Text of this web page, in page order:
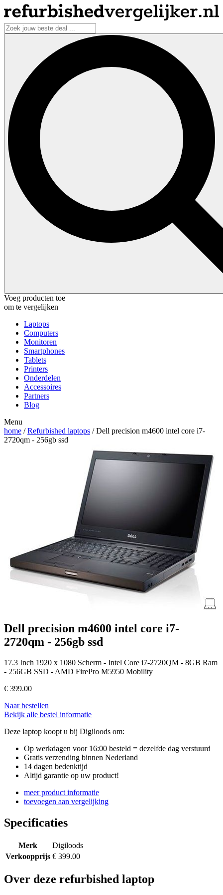
Voeg producten toe
om te vergelijken
Laptops
Computers
Monitoren
Smartphones
Tablets
Printers
Onderdelen
Accessoires
Partners
Blog
Menu
home /Refurbished laptops / Dell precision m4600 intel core i7-
2720qm - 256gb ssd
Dell precision m4600 intel core i7-
2720qm - 256gb ssd
17.3 Inch 1920 x 1080 Scherm - Intel Core i7-2720QM - 8GB Ram
- 256GB SSD - AMD FirePro M5950 Mobility
€ 399.00
Naar bestellen
Bekijk alle bestel informatie
Deze laptop koopt u bij Digiloods om:
Op werkdagen voor 16:00 besteld = dezelfde dag verstuurd
Gratis verzending binnen Nederland
14 dagen bedenktijd
Altijd garantie op uw product!
meer product informatie
toevoegen aan vergelijking
Specificaties
Merk
Digiloods
Verkoopprijs € 399.00
Over deze refurbished laptop